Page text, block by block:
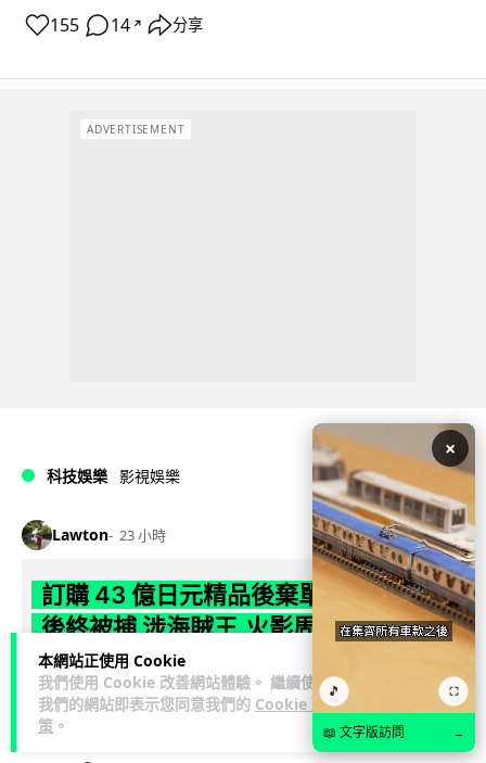
本網站正使用 Cookie
我們使用 Cookie 改善網站體驗。 繼續使用
我們的網站即表示您同意我們的 Cookie 政
策 。
155 14 ↗ 分享
ADVERTISEMENT
科技娛樂 影視娛樂
Lawton 23 小時
訂購 43 億日元精品後棄單 大阪女 2 年
後終被捕 涉海賊王,火影周邊產品
日本警視廳神田署 8 月 6 日公布，拘捕一名 32 歲大阪女子，
指她涉嫌在出版巨頭集英社旗下官方網店「JUMP
CHARACTERS ST...
×
🎵 ⛶
📖 文字版訪問 →